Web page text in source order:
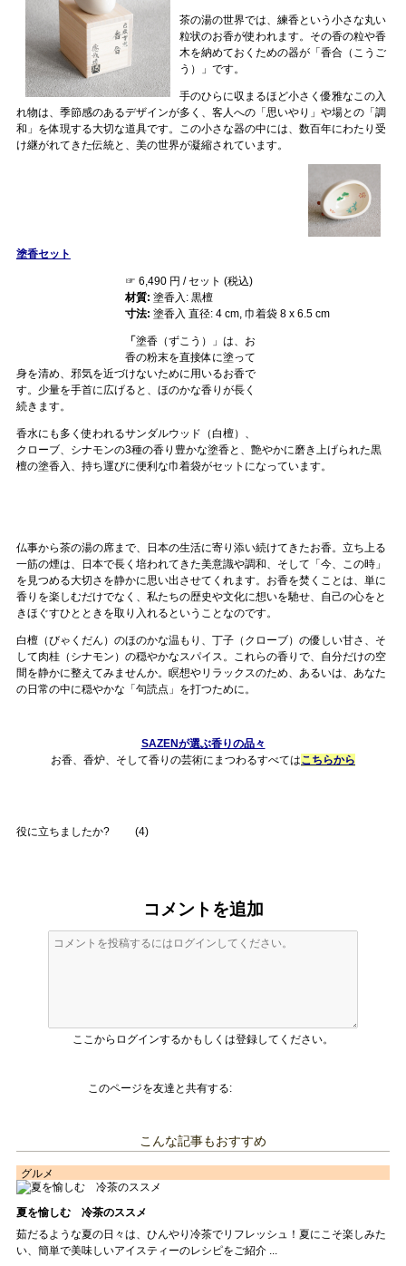
茶の湯の世界では、練香という小さな丸い
粒状のお香が使われます。その香の粒や香
木を納めておくための器が「香合（こうご
う）」です。
手のひらに収まるほど小さく優雅なこの入
れ物は、季節感のあるデザインが多く、客人への「思いやり」や場との「調
和」を体現する大切な道具です。この小さな器の中には、数百年にわたり受
け継がれてきた伝統と、美の世界が凝縮されています。
塗香セット
☞ 6,490 円 / セット (税込)
材質: 塗香入: 黒檀
寸法: 塗香入 直径: 4 cm, 巾着袋 8 x 6.5 cm
「塗香（ずこう）」は、お
香の粉末を直接体に塗って
身を清め、邪気を近づけないために用いるお香で
す。少量を手首に広げると、ほのかな香りが長く
続きます。
香水にも多く使われるサンダルウッド（白檀）、
クローブ、シナモンの3種の香り豊かな塗香と、艶やかに磨き上げられた黒
檀の塗香入、持ち運びに便利な巾着袋がセットになっています。
仏事から茶の湯の席まで、日本の生活に寄り添い続けてきたお香。立ち上る
一筋の煙は、日本で長く培われてきた美意識や調和、そして「今、この時」
を見つめる大切さを静かに思い出させてくれます。お香を焚くことは、単に
香りを楽しむだけでなく、私たちの歴史や文化に想いを馳せ、自己の心をと
きほぐすひとときを取り入れるということなのです。
白檀（びゃくだん）のほのかな温もり、丁子（クローブ）の優しい甘さ、そ
して肉桂（シナモン）の穏やかなスパイス。これらの香りで、自分だけの空
間を静かに整えてみませんか。瞑想やリラックスのため、あるいは、あなた
の日常の中に穏やかな「句読点」を打つために。
SAZENが選ぶ香りの品々
お香、香炉、そして香りの芸術にまつわるすべてはこちらから
役に立ちましたか? (4)
コメントを追加
ここからログインするかもしくは登録してください。
このページを友達と共有する:
こんな記事もおすすめ
グルメ
夏を愉しむ 冷茶のススメ
茹だるような夏の日々は、ひんやり冷茶でリフレッシュ！夏にこそ楽しみた
い、簡単で美味しいアイスティーのレシピをご紹介 ...